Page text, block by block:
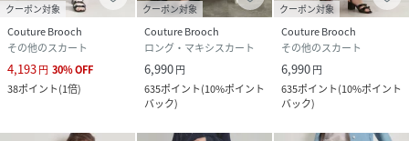
クーポン対象
Couture Brooch
その他のスカート
4,193円 30%OFF
38ポイント(1倍)
クーポン対象
Couture Brooch
ロング・マキシスカート
6,990円
635ポイント(10%ポイント
バック)
クーポン対象
Couture Brooch
その他のスカート
6,990円
635ポイント(10%ポイント
バック)